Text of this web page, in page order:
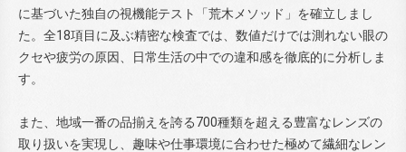
に基づいた独自の視機能テスト「荒木メソッド」を確立しまし
た。全18項目に及ぶ精密な検査では、数値だけでは測れない眼の
クセや疲労の原因、日常生活の中での違和感を徹底的に分析しま
す。
また、地域一番の品揃えを誇る700種類を超える豊富なレンズの
取り扱いを実現し、趣味や仕事環境に合わせた極めて繊細なレン